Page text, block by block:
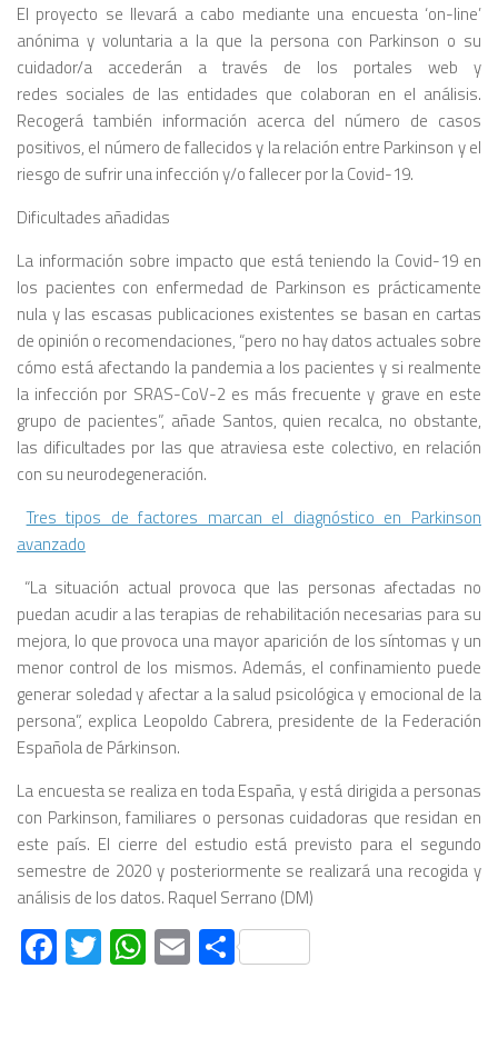
El proyecto se llevará a cabo mediante una encuesta ‘on-line’
anónima y voluntaria a la que la persona con Parkinson o su
cuidador/a accederán a través de los portales web y
redes sociales de las entidades que colaboran en el análisis.
Recogerá también información acerca del número de casos
positivos, el número de fallecidos y la relación entre Parkinson y el
riesgo de sufrir una infección y/o fallecer por la Covid-19.
Dificultades añadidas
La información sobre impacto que está teniendo la Covid-19 en
los pacientes con enfermedad de Parkinson es prácticamente
nula y las escasas publicaciones existentes se basan en cartas
de opinión o recomendaciones, “pero no hay datos actuales sobre
cómo está afectando la pandemia a los pacientes y si realmente
la infección por SRAS-CoV-2 es más frecuente y grave en este
grupo de pacientes”, añade Santos, quien recalca, no obstante,
las dificultades por las que atraviesa este colectivo, en relación
con su neurodegeneración.
Tres tipos de factores marcan el diagnóstico en Parkinson
avanzado
“La situación actual provoca que las personas afectadas no
puedan acudir a las terapias de rehabilitación necesarias para su
mejora, lo que provoca una mayor aparición de los síntomas y un
menor control de los mismos. Además, el confinamiento puede
generar soledad y afectar a la salud psicológica y emocional de la
persona”, explica Leopoldo Cabrera, presidente de la Federación
Española de Párkinson.
La encuesta se realiza en toda España, y está dirigida a personas
con Parkinson, familiares o personas cuidadoras que residan en
este país. El cierre del estudio está previsto para el segundo
semestre de 2020 y posteriormente se realizará una recogida y
análisis de los datos. Raquel Serrano (DM)
Facebook
Twitter
WhatsApp
EmailCompartir